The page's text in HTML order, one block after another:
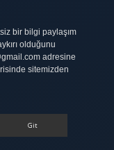
bir bilgi paylaşım
olduğunu
adresine
sitemizden